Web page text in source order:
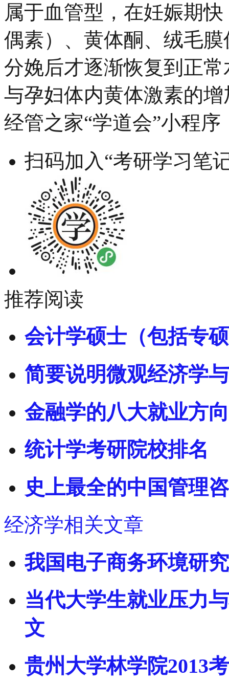
属于血管型，在妊娠期
偶素）、黄体酮、绒毛
分娩后才逐渐恢复到正
与孕妇体内黄体激素的
经管之家“学道会”小程序
扫码加入“考研学习笔
推荐阅读
会计学硕士（包括专
简要说明微观经济学
金融学的八大就业方
统计学考研院校排名
史上最全的中国管理
经济学相关文章
我国电子商务环境研
当代大学生就业压力
文
贵州大学林学院2013